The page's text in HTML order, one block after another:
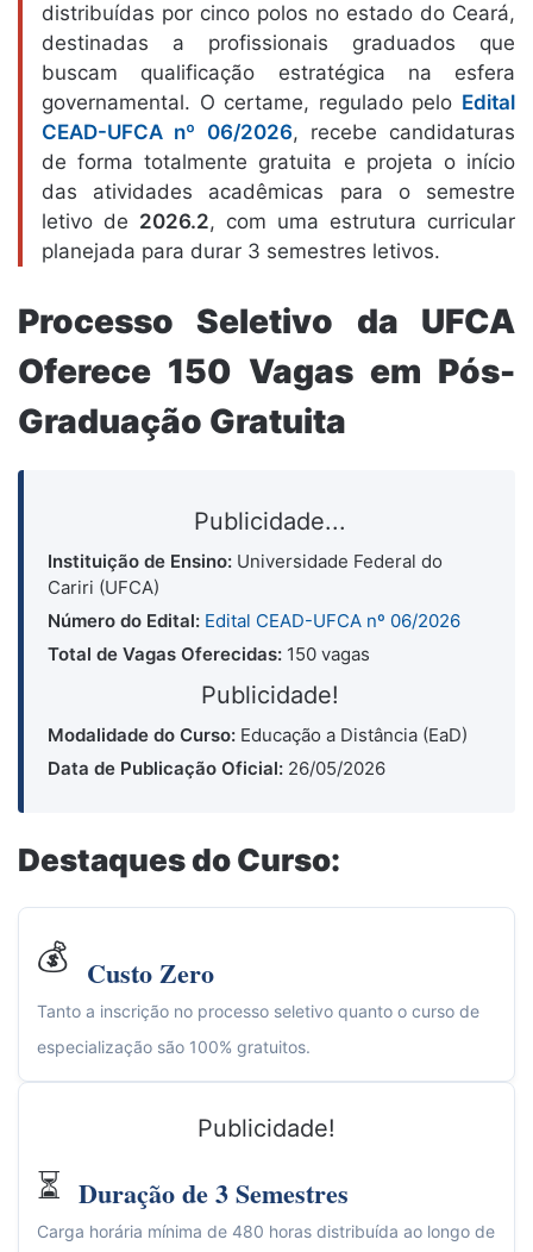
distribuídas por cinco polos no estado do Ceará,
destinadas a profissionais graduados que
buscam qualificação estratégica na esfera
governamental. O certame, regulado pelo Edital
CEAD-UFCA nº 06/2026, recebe candidaturas
de forma totalmente gratuita e projeta o início
das atividades acadêmicas para o semestre
letivo de 2026.2, com uma estrutura curricular
planejada para durar 3 semestres letivos.
Processo Seletivo da UFCA
Oferece 150 Vagas em Pós-
Graduação Gratuita
Publicidade...
Instituição de Ensino: Universidade Federal do
Cariri (UFCA)
Número do Edital: Edital CEAD-UFCA nº 06/2026
Total de Vagas Oferecidas: 150 vagas
Publicidade!
Modalidade do Curso: Educação a Distância (EaD)
Data de Publicação Oficial: 26/05/2026
Destaques do Curso:
💰 Custo Zero
Tanto a inscrição no processo seletivo quanto o curso de
especialização são 100% gratuitos.
Publicidade!
⏳ Duração de 3 Semestres
Carga horária mínima de 480 horas distribuída ao longo de